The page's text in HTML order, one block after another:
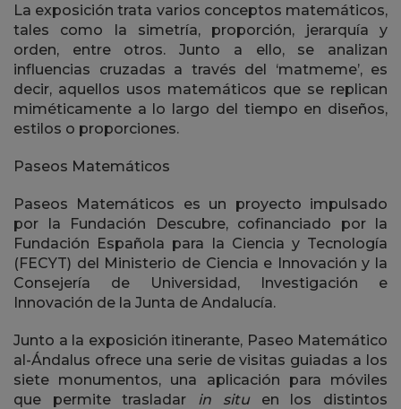
La exposición trata varios conceptos matemáticos,
tales como la simetría, proporción, jerarquía y
orden, entre otros. Junto a ello, se analizan
influencias cruzadas a través del ‘matmeme’, es
decir, aquellos usos matemáticos que se replican
miméticamente a lo largo del tiempo en diseños,
estilos o proporciones.
Paseos Matemáticos
Paseos Matemáticos es un proyecto impulsado
por la Fundación Descubre, cofinanciado por la
Fundación Española para la Ciencia y Tecnología
(FECYT) del Ministerio de Ciencia e Innovación y la
Consejería de Universidad, Investigación e
Innovación de la Junta de Andalucía.
Junto a la exposición itinerante, Paseo Matemático
al-Ándalus ofrece una serie de visitas guiadas a los
siete monumentos, una aplicación para móviles
que permite trasladar in situen los distintos